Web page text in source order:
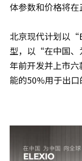
体参数和价格将在
北京现代计划以
型，以“在中国、
年前开发并上市
能的50%用于出口